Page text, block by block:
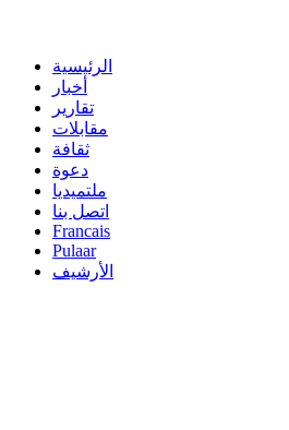
الرئيسية
أخبار
تقارير
مقابلات
ثقافة
دعوة
ملتميديا
اتصل بنا
Francais
Pulaar
الأرشيف